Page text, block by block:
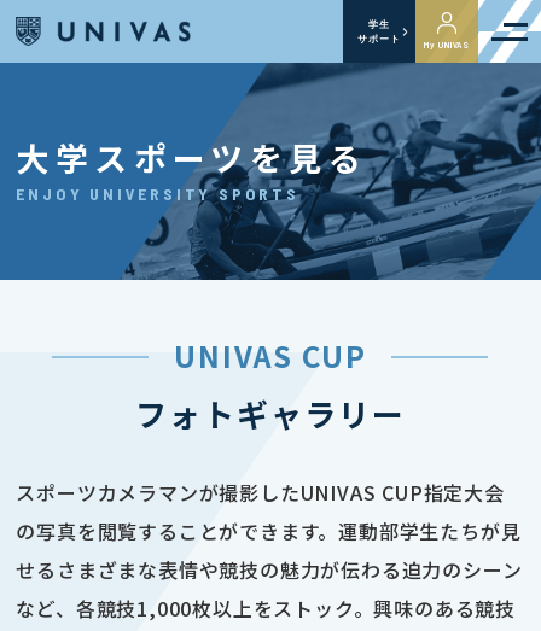
学生
サポート
My UNIVAS
大学スポーツを見る
ENJOY UNIVERSITY SPORTS
UNIVAS CUP
フォトギャラリー
スポーツカメラマンが撮影したUNIVAS CUP指定大会
の写真を閲覧することができます。運動部学生たちが見
せるさまざまな表情や競技の魅力が伝わる迫力のシーン
など、各競技1,000枚以上をストック。興味のある競技